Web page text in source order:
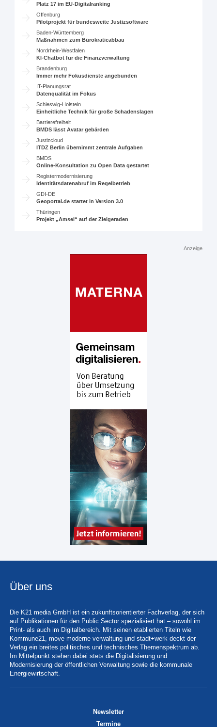
Platz 17 im EU-Digitalranking
Offenburg
Pilotprojekt für bundesweite Justizsoftware
Baden-Württemberg
Maßnahmen zum Bürokratieabbau
Nordrhein-Westfalen
KI-Chatbot für die Finanzverwaltung
Brandenburg
Immer mehr Fokusdienste angebunden
IT-Planungsrat
Datenqualität im Fokus
Schleswig-Holstein
Einheitliche Technik für große Schadenslagen
Barrierefreiheit
BMDS lässt Avatar gebärden
Justizcloud
ITDZ Berlin übernimmt zentrale Aufgaben
BMDS
Online-Konsultation zu Open Data gestartet
Registermodernisierung
Identitätsdatenabruf im Regelbetrieb
GDI-DE
Geoportal.de startet in Version 3.0
Thüringen
Projekt „Amsel“ auf der Zielgeraden
Anzeige
Über uns
Die K21 media GmbH ist ein zukunftsorientierter Fachverlag, der sich
auf Publikationen für den Public Sector spezialisiert hat – sowohl im
Print- als auch im Digitalbereich. Mit seinen etablierten Titeln wie
Kommune21, move moderne verwaltung und stadt+werk deckt der
Verlag ein breites politisches und technisches Themenspektrum ab.
Im Mittelpunkt stehen dabei stets die Digitalisierung und
Modernisierung der öffentlichen Verwaltung sowie die kommunale
Energiewirtschaft.
Newsletter
Termine